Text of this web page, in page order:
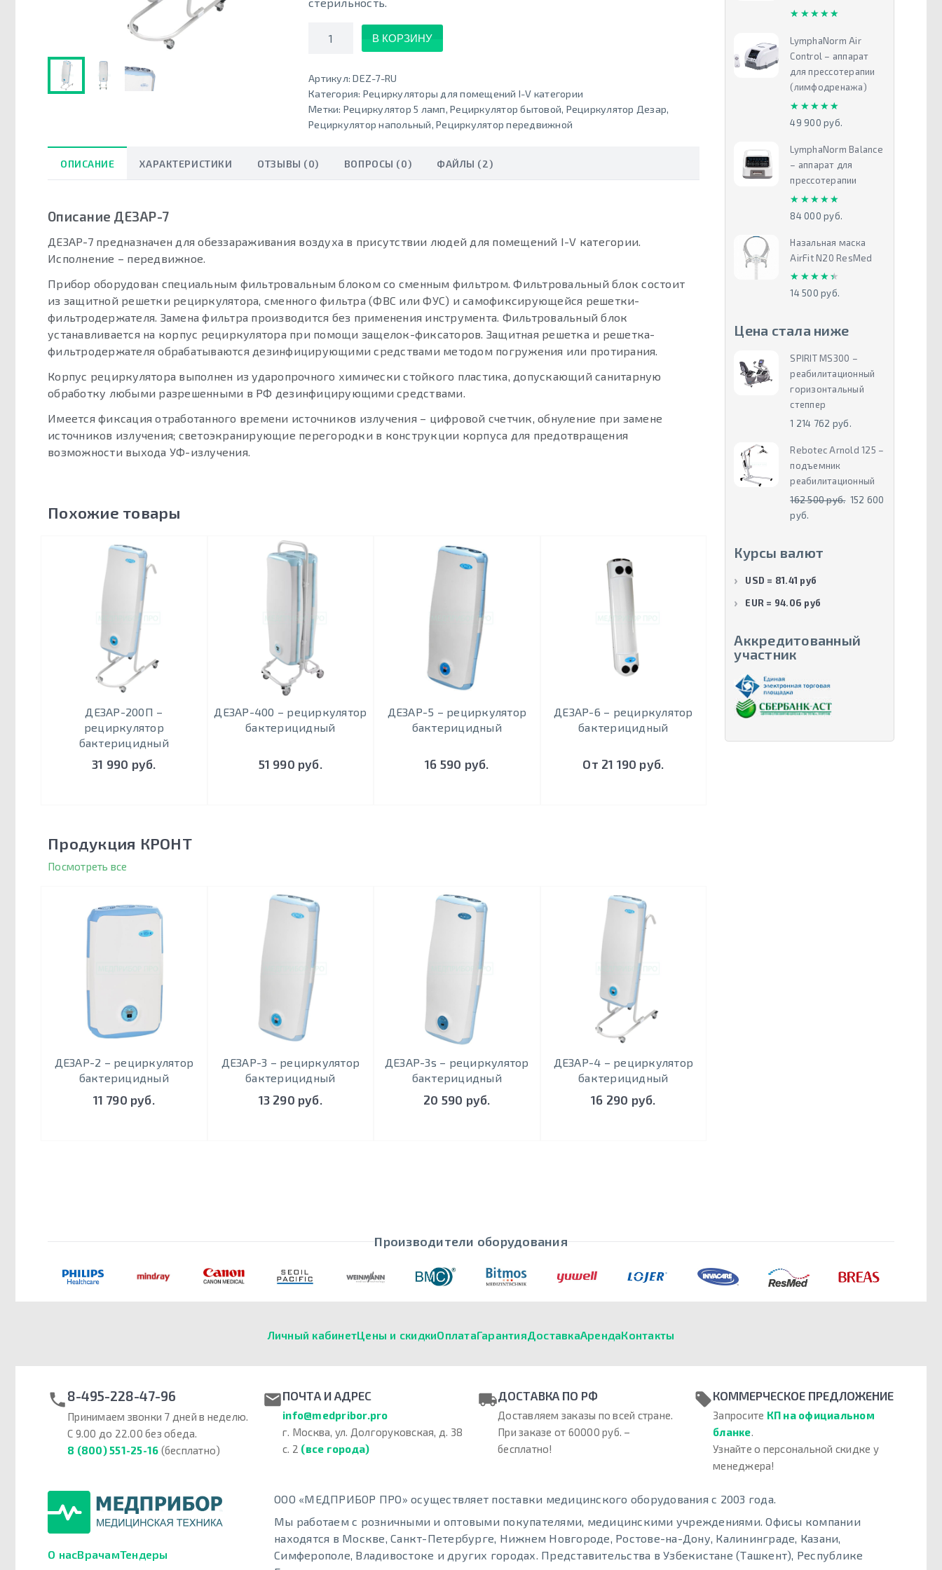
Количество
В КОРЗИНУ
Артикул:DEZ-7-RU
Категория: Рециркуляторы для помещений I-V категории
Метки: Рециркулятор 5 ламп,Рециркулятор бытовой, Рециркулятор Дезар,
Рециркулятор напольный,Рециркулятор передвижной
ОПИСАНИЕ ХАРАКТЕРИСТИКИ ОТЗЫВЫ (0) ВОПРОСЫ (0) ФАЙЛЫ (2)
Описание ДЕЗАР-7
ДЕЗАР-7 предназначен для обеззараживания воздуха в присутствии людей для помещений I-V категории.
Исполнение – передвижное.
Прибор оборудован специальным фильтровальным блоком со сменным фильтром. Фильтровальный блок состоит
из защитной решетки рециркулятора, сменного фильтра (ФВС или ФУС) и самофиксирующейся решетки-
фильтродержателя. Замена фильтра производится без применения инструмента. Фильтровальный блок
устанавливается на корпус рециркулятора при помощи защелок-фиксаторов. Защитная решетка и решетка-
фильтродержателя обрабатываются дезинфицирующими средствами методом погружения или протирания.
Корпус рециркулятора выполнен из ударопрочного химически стойкого пластика, допускающий санитарную
обработку любыми разрешенными в РФ дезинфицирующими средствами.
Имеется фиксация отработанного времени источников излучения – цифровой счетчик, обнуление при замене
источников излучения; светоэкранирующие перегородки в конструкции корпуса для предотвращения
возможности выхода УФ-излучения.
Похожие товары
ДЕЗАР-200П –
рециркулятор
бактерицидный
31 990 руб.
ДЕЗАР-400 – рециркулятор
бактерицидный
51 990 руб.
ДЕЗАР-5 – рециркулятор
бактерицидный
16 590 руб.
ДЕЗАР-6 – рециркулятор
бактерицидный
От 21 190 руб.
Продукция КРОНТ
Посмотреть все
ДЕЗАР-2 – рециркулятор
бактерицидный
11 790 руб.
ДЕЗАР-3 – рециркулятор
бактерицидный
13 290 руб.
ДЕЗАР-3s – рециркулятор
бактерицидный
20 590 руб.
ДЕЗАР-4 – рециркулятор
бактерицидный
16 290 руб.
★★★★★
★★★★★
LymphaNorm Air
Control – аппарат
для прессотерапии
(лимфодренажа)
★★★★★
★★★★★
49 900 руб.
LymphaNorm Balance
– аппарат для
прессотерапии
★★★★★
★★★★★
84 000 руб.
Назальная маска
AirFit N20 ResMed
★★★★★
★★★★★
14 500 руб.
Цена стала ниже
SPIRIT MS300 –
реабилитационный
горизонтальный
степпер
1 214 762 руб.
Rebotec Arnold 125 –
подъемник
реабилитационный
162 500 руб. 152 600
руб.
Курсы валют
USD = 81.41 руб
EUR = 94.06 руб
Аккредитованный
участник
Производители оборудования
Личный кабинетЦены и скидкиОплатаГарантияДоставкаАрендаКонтакты
8-495-228-47-96
Принимаем звонки 7 дней в неделю.
С 9.00 до 22.00 без обеда.
8 (800) 551-25-16 (бесплатно)
ПОЧТА И АДРЕС
info@medpribor.pro
г. Москва, ул. Долгоруковская, д. 38
с. 2 (все города)
ДОСТАВКА ПО РФ
Доставляем заказы по всей стране.
При заказе от 60000 руб. –
бесплатно!
КОММЕРЧЕСКОЕ ПРЕДЛОЖЕНИЕ
Запросите КП на официальном
бланке.
Узнайте о персональной скидке у
менеджера!
О насВрачамТендеры
ООО «МЕДПРИБОР ПРО» осуществляет поставки медицинского оборудования с 2003 года.
Мы работаем с розничными и оптовыми покупателями, медицинскими учреждениями. Офисы компании
находятся в Москве, Санкт-Петербурге, Нижнем Новгороде, Ростове-на-Дону, Калининграде, Казани,
Симферополе, Владивостоке и других городах. Представительства в Узбекистане (Ташкент), Республике